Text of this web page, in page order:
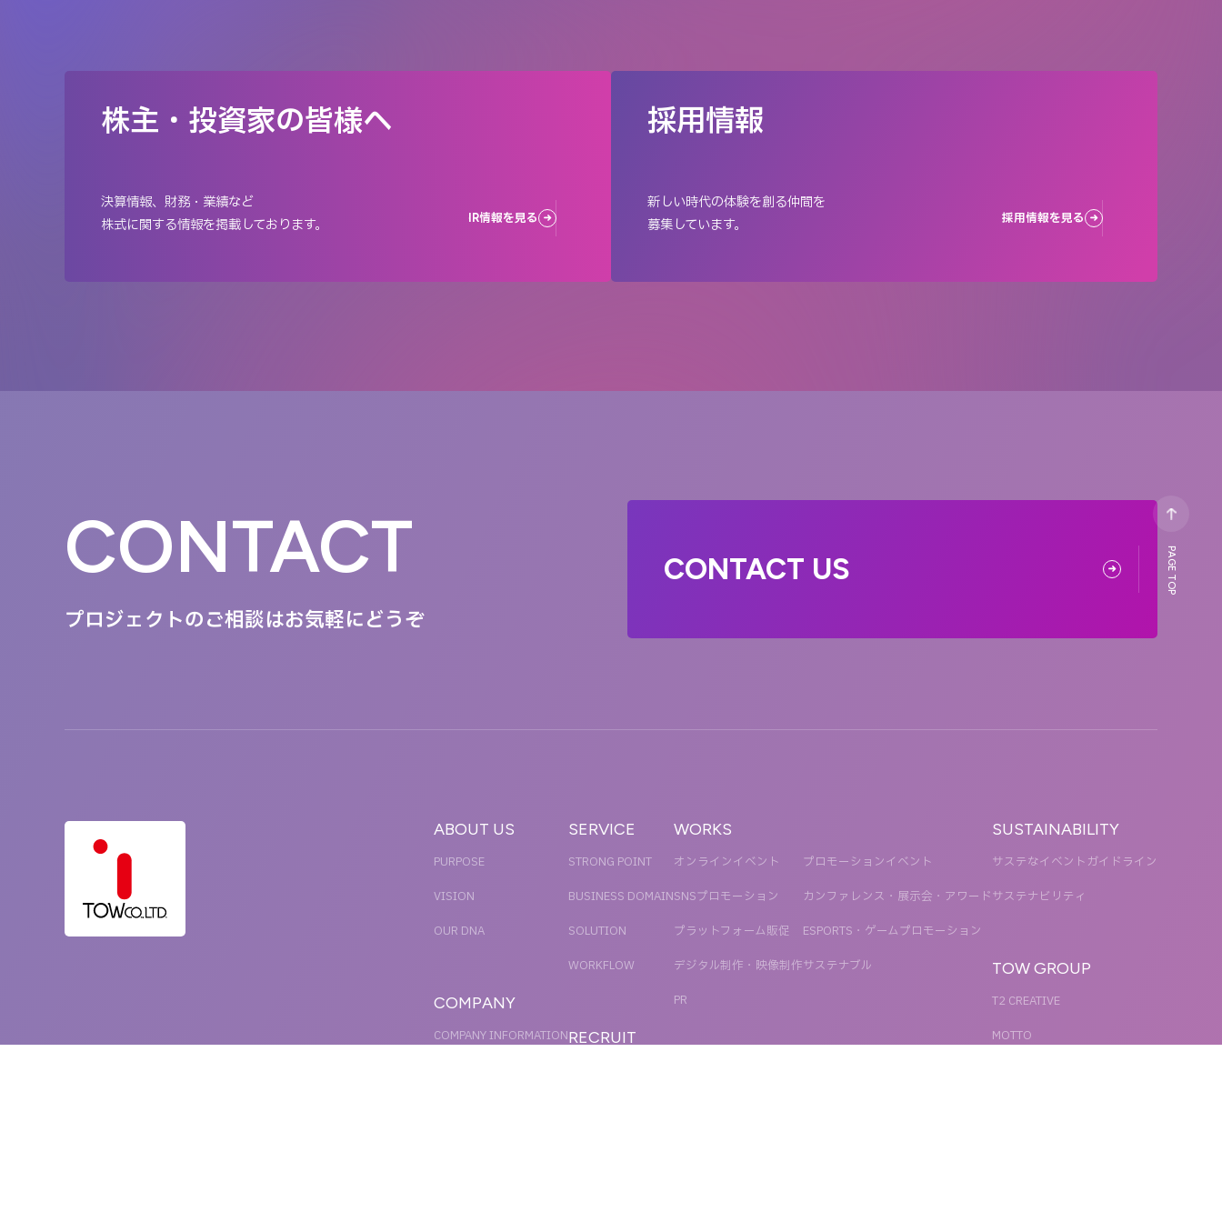
株主・投資家の皆様へ
決算情報、財務・業績など
株式に関する情報を掲載しております。
IR情報を見る
採用情報
新しい時代の体験を創る仲間を
募集しています。
採用情報を見る
CONTACT
プロジェクトのご相談はお気軽にどうぞ
CONTACT US
ABOUT US
PURPOSE
VISION
OUR DNA
COMPANY
COMPANY INFORMATION
SERVICE
STRONG POINT
BUSINESS DOMAIN
SOLUTION
WORKFLOW
RECRUIT
WORKS
オンラインイベント
SNSプロモーション
プラットフォーム販促
デジタル制作・映像制作
PR
プロモーションイベント
カンファレンス・展示会・アワード
ESPORTS・ゲームプロモーション
サステナブル
SUSTAINABILITY
サステなイベントガイドライン
サステナビリティ
TOW GROUP
T2 CREATIVE
MOTTO
PAGE TOP